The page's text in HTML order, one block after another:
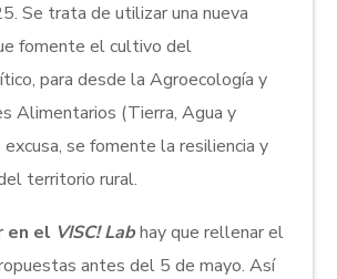
Se trata de utilizar una nueva
fomente el cultivo del
para desde la Agroecología y
Alimentarios (Tierra, Agua y
se fomente la resiliencia y
territorio rural.
en el VISC! Labhay que rellenar el
antes del 5 de mayo. Así